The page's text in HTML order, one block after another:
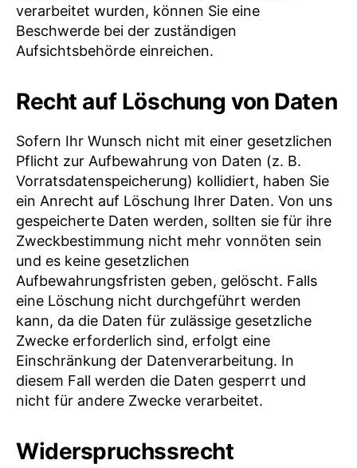
verarbeitet wurden, können Sie eine
Beschwerde bei der zuständigen
Aufsichtsbehörde einreichen.
Recht auf Löschung von Daten
Sofern Ihr Wunsch nicht mit einer gesetzlichen
Pflicht zur Aufbewahrung von Daten (z. B.
Vorratsdatenspeicherung) kollidiert, haben Sie
ein Anrecht auf Löschung Ihrer Daten. Von uns
gespeicherte Daten werden, sollten sie für ihre
Zweckbestimmung nicht mehr vonnöten sein
und es keine gesetzlichen
Aufbewahrungsfristen geben, gelöscht. Falls
eine Löschung nicht durchgeführt werden
kann, da die Daten für zulässige gesetzliche
Zwecke erforderlich sind, erfolgt eine
Einschränkung der Datenverarbeitung. In
diesem Fall werden die Daten gesperrt und
nicht für andere Zwecke verarbeitet.
Widerspruchssrecht